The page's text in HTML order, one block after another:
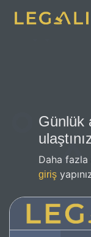
Günlük
Daha
giriş